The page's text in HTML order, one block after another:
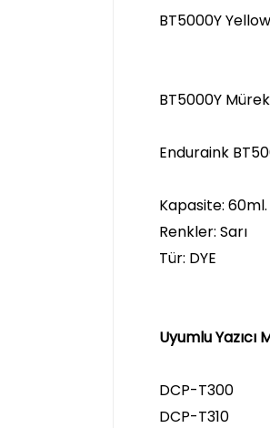
BT5000Y Yellow
BT5000Y
Enduraink
Kapasite: 60ml.
Renkler: Sarı
Tür: DYE
Uyumlu Yazıcı
DCP-T300
DCP-T310